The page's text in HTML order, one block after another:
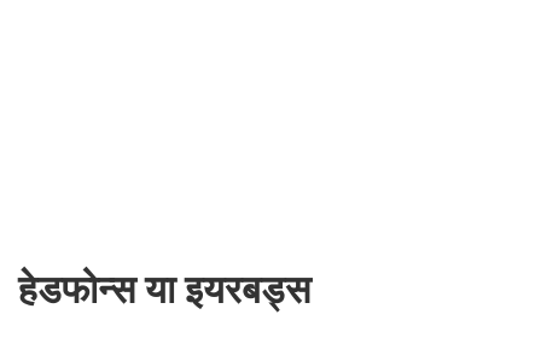
हेडफोन्स या इयरबड्स